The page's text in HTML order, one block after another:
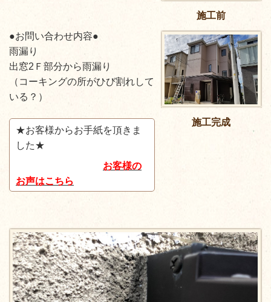
施工前
施工完成
●お問い合わせ内容●
雨漏り
出窓2Ｆ部分から雨漏り
（コーキングの所がひび割れして
いる？）
★お客様からお手紙を頂きま
した★
お客様の
お声はこちら